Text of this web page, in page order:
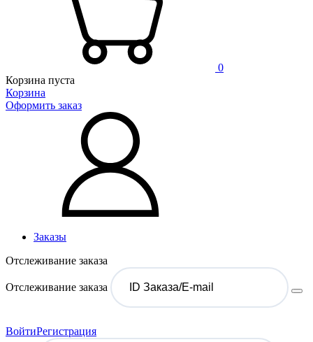
0
Корзина пуста
Корзина
Оформить заказ
Заказы
Отслеживание заказа
Отслеживание заказа
ВойтиРегистрация